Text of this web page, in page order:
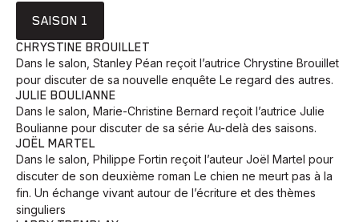
SAISON 1
CHRYSTINE BROUILLET
Dans le salon, Stanley Péan reçoit l’autrice Chrystine Brouillet
pour discuter de sa nouvelle enquête Le regard des autres.
JULIE BOULIANNE
Dans le salon, Marie-Christine Bernard reçoit l’autrice Julie
Boulianne pour discuter de sa série Au-delà des saisons.
JOËL MARTEL
Dans le salon, Philippe Fortin reçoit l’auteur Joël Martel pour
discuter de son deuxième roman Le chien ne meurt pas à la
fin. Un échange vivant autour de l’écriture et des thèmes
singuliers